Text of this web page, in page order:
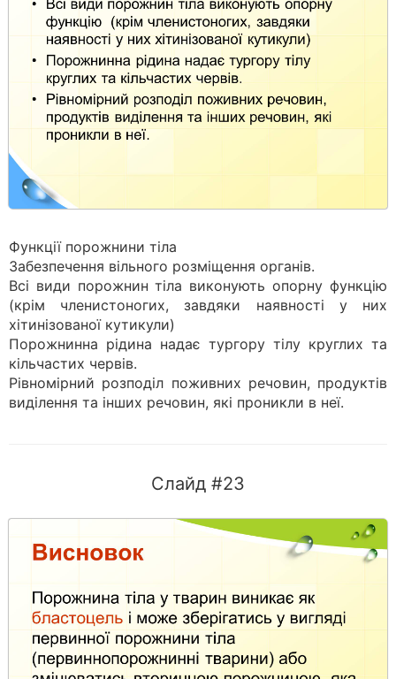
Функції порожнини тіла
Забезпечення вільного розміщення органів.
Всі види порожнин тіла виконують опорну функцію
(крім членистоногих, завдяки наявності у них
хітинізованої кутикули)
Порожнинна рідина надає тургору тілу круглих та
кільчастих червів.
Рівномірний розподіл поживних речовин, продуктів
виділення та інших речовин, які проникли в неї.
Слайд #23